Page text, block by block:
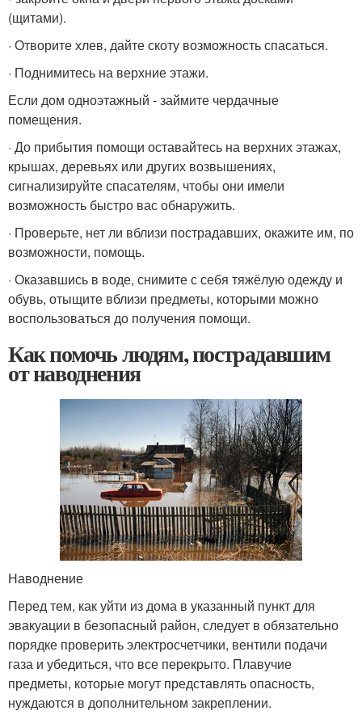
(щитами).
· Отворите хлев, дайте скоту возможность спасаться.
· Поднимитесь на верхние этажи.
Если дом одноэтажный - займите чердачные
помещения.
· До прибытия помощи оставайтесь на верхних этажах,
крышах, деревьях или других возвышениях,
сигнализируйте спасателям, чтобы они имели
возможность быстро вас обнаружить.
· Проверьте, нет ли вблизи пострадавших, окажите им, по
возможности, помощь.
· Оказавшись в воде, снимите с себя тяжёлую одежду и
обувь, отыщите вблизи предметы, которыми можно
воспользоваться до получения помощи.
Как помочь людям, пострадавшим
от наводнения
Наводнение
Перед тем, как уйти из дома в указанный пункт для
эвакуации в безопасный район, следует в обязательно
порядке проверить электросчетчики, вентили подачи
газа и убедиться, что все перекрыто. Плавучие
предметы, которые могут представлять опасность,
нуждаются в дополнительном закреплении.